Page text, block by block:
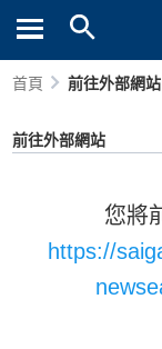
首頁 前往外部網站
前往外部網站
您將
https://